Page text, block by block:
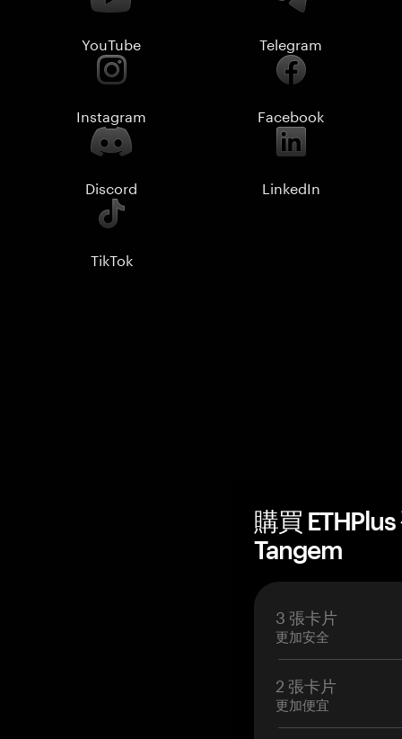
YouTube Telegram
Instagram Facebook
Discord LinkedIn
TikTok
購買
Tangem
3 張卡片
更加安全
2 張卡片
更加便宜